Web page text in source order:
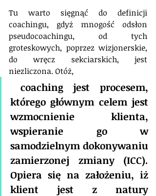
Tu warto sięgnąć do definicji
coachingu, gdyż mnogość odsłon
pseudocoachingu, od tych
groteskowych, poprzez wizjonerskie,
do wręcz sekciarskich, jest
niezliczona. Otóż,
coaching jest procesem,
którego głównym celem jest
wzmocnienie klienta,
wspieranie go w
samodzielnym dokonywaniu
zamierzonej zmiany (ICC).
Opiera się na założeniu, iż
klient jest z natury